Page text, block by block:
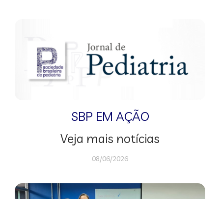
SBP EM AÇÃO
Veja mais notícias
08/06/2026